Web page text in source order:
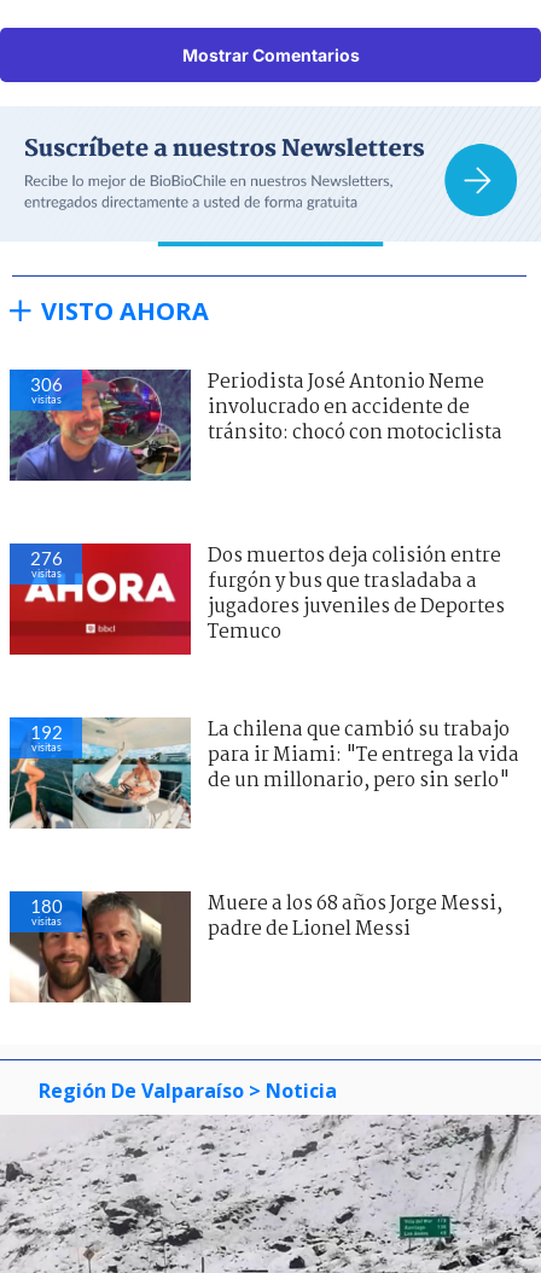
Mostrar Comentarios
VISTO AHORA
306
visitas
Periodista José Antonio Neme
involucrado en accidente de
tránsito: chocó con motociclista
276
visitas
Dos muertos deja colisión entre
furgón y bus que trasladaba a
jugadores juveniles de Deportes
Temuco
192
visitas
La chilena que cambió su trabajo
para ir Miami: "Te entrega la vida
de un millonario, pero sin serlo"
180
visitas
Muere a los 68 años Jorge Messi,
padre de Lionel Messi
Región De Valparaíso > Noticia